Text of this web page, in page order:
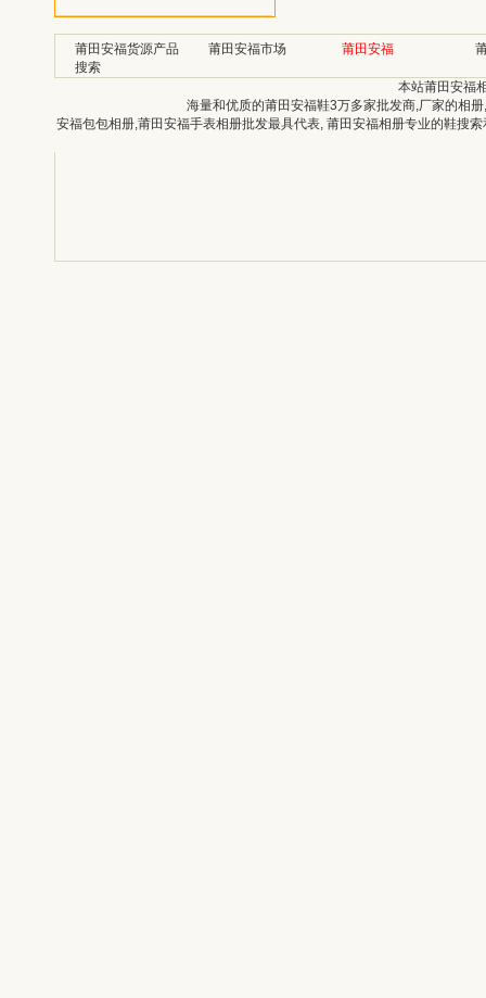
莆田安福货源产品
搜索
莆田安福市场 莆田安福
本站莆田安福
海量和优质的莆田安福鞋3万多家批发商,厂家的相
安福包包相册,莆田安福手表相册批发最具代表, 莆田安福相册专业的鞋搜